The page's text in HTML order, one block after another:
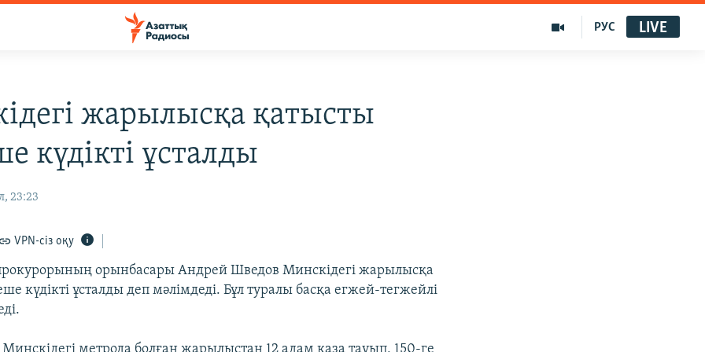
РУС LIVE
жарылысқа қатысты
күдікті ұсталды
23:23
VPN-сіз оқу
орынбасары Андрей Шведов Минскідегі жарылысқа
күдікті ұсталды деп мәлімдеді. Бұл туралы басқа егжей-тегжейлі